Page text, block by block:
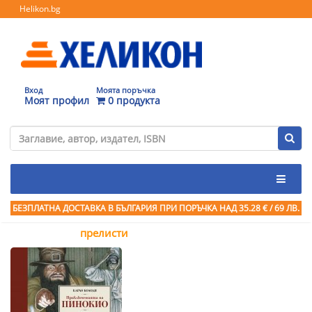
Helikon.bg
Вход
Моят профил
Моята поръчка
0 продукта
БЕЗПЛАТНА ДОСТАВКА В БЪЛГАРИЯ ПРИ ПОРЪЧКА НАД 35.28 € / 69 ЛВ.
прелисти